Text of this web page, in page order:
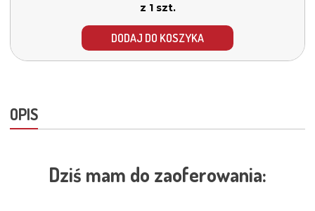
z 1 szt.
DODAJ DO KOSZYKA
OPIS
Dziś mam do zaoferowania: